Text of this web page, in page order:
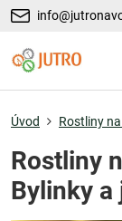
Úvod Rostliny
Rostliny
Bylinky